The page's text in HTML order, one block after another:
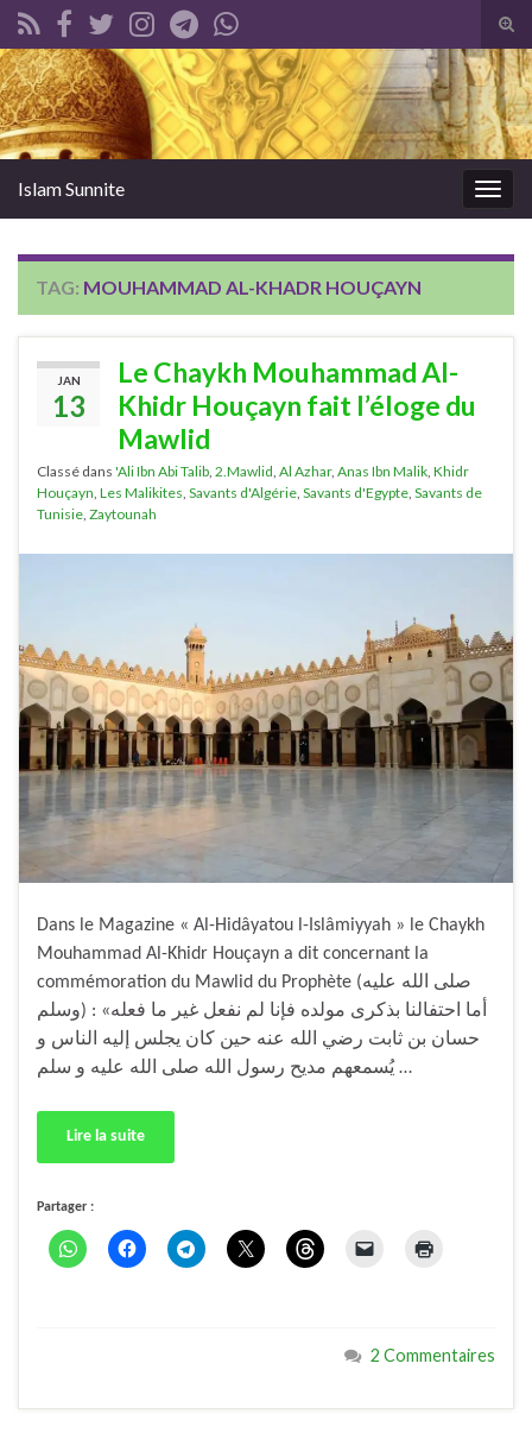
Search for:
Islam Sunnite
TAG: MOUHAMMAD AL-KHADR HOUÇAYN
JAN
13
Le Chaykh Mouhammad Al-
Khidr Houçayn fait l’éloge du
Mawlid
Classé dans 'Ali Ibn Abi Talib 2.Mawlid Al Azhar, Anas Ibn Malik Khidr
Houçayn Les Malikites Savants d'Algérie Savants d'Egypte Savants de
Tunisie Zaytounah
Dans le Magazine « Al-Hidâyatou l-Islâmiyyah » le Chaykh
Mouhammad Al-Khidr Houçayn a dit concernant la
commémoration du Mawlid du Prophète (صلى الله عليه
وسلم) : «أما احتفالنا بذكرى مولده فإنا لم نفعل غير ما فعله
حسان بن ثابت رضي الله عنه حين كان يجلس إليه الناس و
يُسمعهم مديح رسول الله صلى الله عليه و سلم …
Lire la suite
Partager :
2 Commentaires